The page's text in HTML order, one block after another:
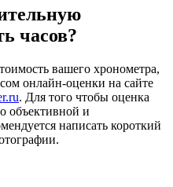
часов?
вашего хронометра,
онлайн-оценки на сайте
. Для того чтобы оценка
объективной и
написать короткий